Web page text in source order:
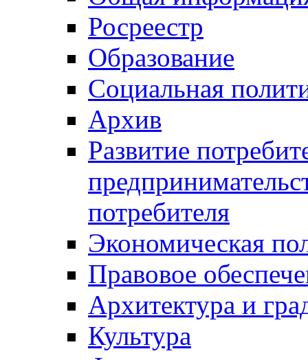
Росреестр
Образование
Социальная
Архив
Развитие
потребителя
Экономическая
Правовое
Архитектура и
Культура